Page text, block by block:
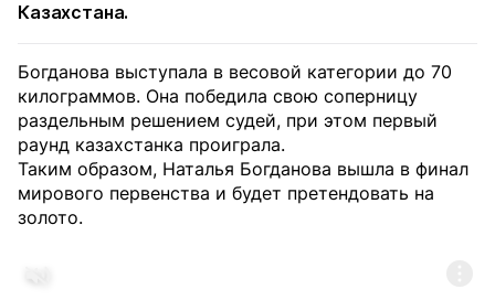
Казахстана.
Богданова выступала в весовой категории до 70
килограммов. Она победила свою соперницу
раздельным решением судей, при этом первый
раунд казахстанка проиграла.
Таким образом, Наталья Богданова вышла в финал
мирового первенства и будет претендовать на
золото.